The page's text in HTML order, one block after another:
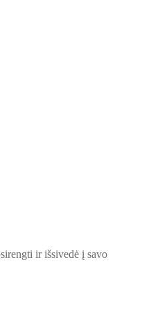
ir išsivedė į savo